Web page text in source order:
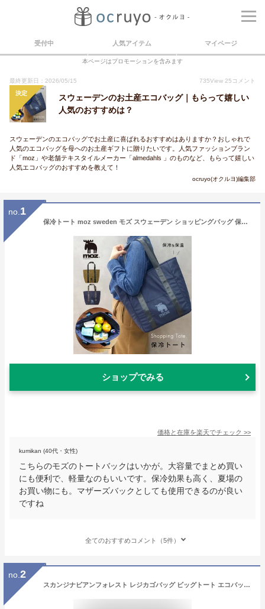
受付中 人気アイテム マイページ
本ページはプロモーションを含みます
最終更新日：2026/05/15 735View 25 コメント
決定
スウェーデンのお土産エコバッグ｜もらって嬉しい
人気のおすすめは？
スウェーデンのエコバッグでお土産に喜ばれるおすすめはありますか？おしゃれで
人気のエコバッグを母へのお土産ギフトに贈りたいです。人気ファッションブラン
ド「moz」や老舗テキスタイルメーカー「almedahls 」のものなど、もらって嬉しい
人気エコバッグのおすすめを教えて！
ocruyo(オクルヨ)編集部
no. 1
保冷トート moz sweden モズ スウェーデン ショッピングバッグ 保冷バッグ エコバッグ 買い物バッグ 大容量 トートバッグ 買い物 大きめ 軽量 軽い おしゃれ ベジバッグ レジカゴ 北欧 マザーズバッグ 夏 保冷 シンプル
ショップでみる
価格と在庫を楽天でチェック >>
kumikan (40代・女性)
こちらのモズのトートバックはいかが。大容量でまとめ買い
にも便利で、軽量なのもいいです。保冷効果も高く、夏場の
お買い物にも。マザーズバックとしても使用できるのが良い
ですね
全てのおすすめコメント（5件）
no. 2
スカンジナビアンフォレスト レジカゴバッグ ビッグトート エコバッグ 買い物バッグ ショッピングバッグ レジャーバッグ 保冷 大容量 折りたたみ 畳める アウトドア ピクニック プレゼント 男女兼用 ユニセックス メンズ レディース スウェーデン ハリネズミ 北欧 tempoo